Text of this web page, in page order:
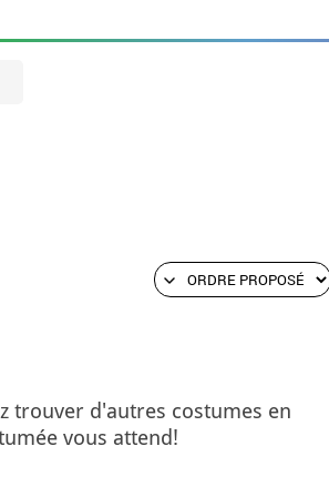
trouver d'autres costumes en
vous attend!